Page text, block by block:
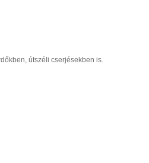
útszéli cserjésekben is.